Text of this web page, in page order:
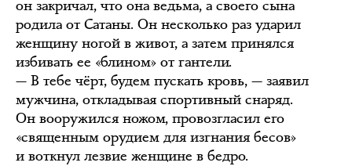
он закричал, что она ведьма, а своего сына
родила от Сатаны. Он несколько раз ударил
женщину ногой в живот, а затем принялся
избивать ее «блином» от гантели.
— В тебе чёрт, будем пускать кровь, — заявил
мужчина, откладывая спортивный снаряд.
Он вооружился ножом, провозгласил его
«священным орудием для изгнания бесов»
и воткнул лезвие женщине в бедро.